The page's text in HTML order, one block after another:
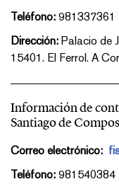
Teléfono: 981337361
Dirección: Palacio de
15401. El Ferrol. A
Información de
Santiago de
Correo electrónico:
Teléfono: 981540384